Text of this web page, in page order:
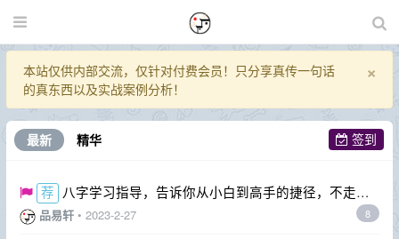
本站仅供内部交流，仅针对付费会员！只分享真传一句话
的真东西以及实战案例分析！
×
最新 签到
精华
八字学习指导，告诉你从小白到高手的捷径，不走弯
路！品易轩 • 2023-2-27 8